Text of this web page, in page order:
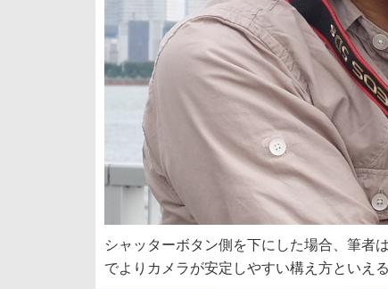
シャッターボタン側を下にした場合、筆者
でよりカメラが安定しやすい構え方といえる